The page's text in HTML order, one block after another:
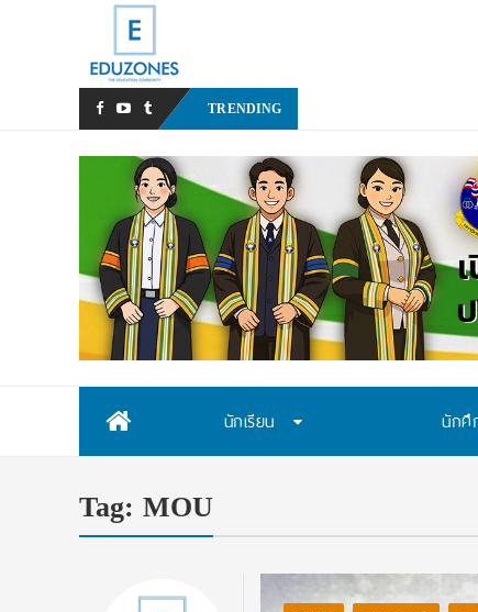
TRENDING
นักเรียน นักศึ
Tag: MOU